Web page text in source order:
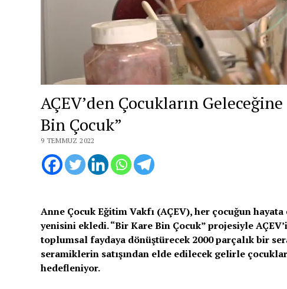
AÇEV’den Çocukların
Bin Çocuk”
9 TEMMUZ 2022
Anne Çocuk Eğitim Vakfı (AÇEV), her çocuğun
yenisini ekledi. “Bir Kare Bin Çocuk” projesiyle
toplumsal faydaya dönüştürecek 2000 parçalık bir
seramiklerin satışından elde edilecek gelirle
hedefleniyor.